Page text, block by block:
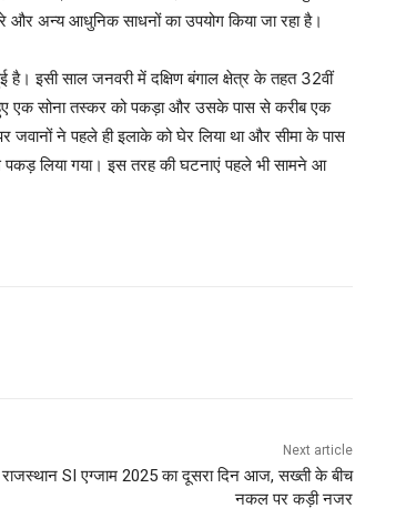
अन्य आधुनिक साधनों का उपयोग किया जा रहा है।
है। इसी साल जनवरी में दक्षिण बंगाल क्षेत्र के तहत 32वीं
हुए एक सोना तस्कर को पकड़ा और उसके पास से करीब एक
ने पहले ही इलाके को घेर लिया था और सीमा के पास
लिया गया। इस तरह की घटनाएं पहले भी सामने आ
Next article
राजस्थान SI एग्जाम 2025 का दूसरा दिन आज, सख्ती के बीच
नकल पर कड़ी नजर